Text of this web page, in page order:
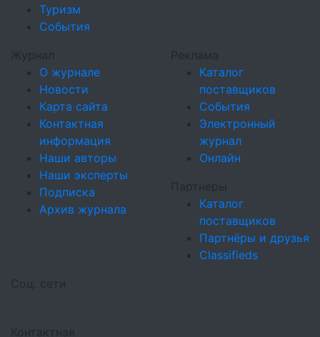
Туризм
События
Журнал
О журнале
Новости
Карта сайта
Контактная
информация
Наши авторы
Наши эксперты
Подписка
Архив журнала
Реклама
Каталог
поставщиков
События
Электронный
журнал
Онлайн
Партнеры
Каталог
поставщиков
Партнёры и друзья
Classifieds
Соц. сети
Контактная